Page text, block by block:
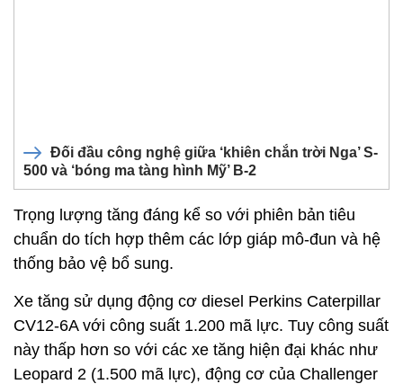
Đối đầu công nghệ giữa ‘khiên chắn trời Nga’ S-
500 và ‘bóng ma tàng hình Mỹ’ B‑2
Trọng lượng tăng đáng kể so với phiên bản tiêu
chuẩn do tích hợp thêm các lớp giáp mô-đun và hệ
thống bảo vệ bổ sung.
Xe tăng sử dụng động cơ diesel Perkins Caterpillar
CV12-6A với công suất 1.200 mã lực. Tuy công suất
này thấp hơn so với các xe tăng hiện đại khác như
Leopard 2 (1.500 mã lực), động cơ của Challenger